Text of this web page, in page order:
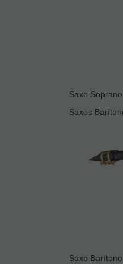
Saxo
Saxos
Saxo